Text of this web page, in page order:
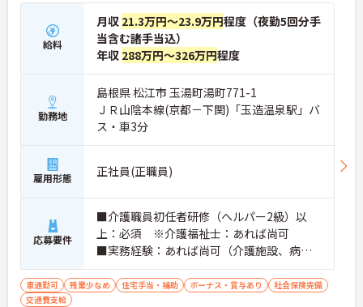
給料
月収 21.3万円～23.9万円程度（夜勤5回分手
当含む諸手当込）
年収 288万円～326万円程度
勤務地
島根県 松江市 玉湯町湯町771-1
ＪＲ山陰本線(京都－下関)「玉造温泉駅」バ
ス・車3分
雇用形態 正社員(正職員)
応募要件
■介護職員初任者研修（ヘルパー2級）以
上：必須 ※介護福祉士：あれば尚可
■実務経験：あれば尚可（介護施設、病院
等での介護業務経験） ■普通自動車運
転免許（AT限定可）：必須
車通勤可 残業少なめ 住宅手当・補助 ボーナス・賞与あり
社会保険完備
交通費支給